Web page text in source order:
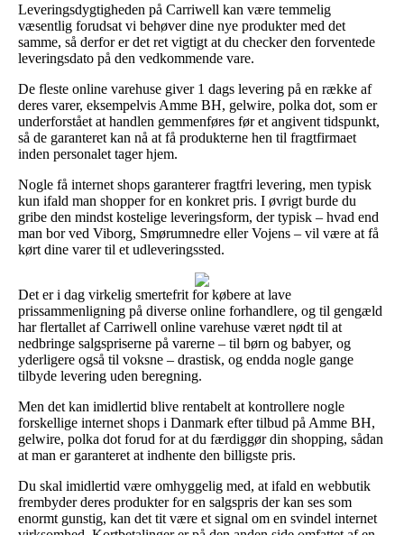
Leveringsdygtigheden på Carriwell kan være temmelig
væsentlig forudsat vi behøver dine nye produkter med det
samme, så derfor er det ret vigtigt at du checker den forventede
leveringsdato på den vedkommende vare.
De fleste online varehuse giver 1 dags levering på en række af
deres varer, eksempelvis Amme BH, gelwire, polka dot, som er
underforstået at handlen gemmenføres før et angivent tidspunkt,
så de garanteret kan nå at få produkterne hen til fragtfirmaet
inden personalet tager hjem.
Nogle få internet shops garanterer fragtfri levering, men typisk
kun ifald man shopper for en konkret pris. I øvrigt burde du
gribe den mindst kostelige leveringsform, der typisk – hvad end
man bor ved Viborg, Smørumnedre eller Vojens – vil være at få
kørt dine varer til et udleveringssted.
Det er i dag virkelig smertefrit for købere at lave
prissammenligning på diverse online forhandlere, og til gengæld
har flertallet af Carriwell online varehuse været nødt til at
nedbringe salgspriserne på varerne – til børn og babyer, og
yderligere også til voksne – drastisk, og endda nogle gange
tilbyde levering uden beregning.
Men det kan imidlertid blive rentabelt at kontrollere nogle
forskellige internet shops i Danmark efter tilbud på Amme BH,
gelwire, polka dot forud for at du færdiggør din shopping, sådan
at man er garanteret at indhente den billigste pris.
Du skal imidlertid være omhyggelig med, at ifald en webbutik
frembyder deres produkter for en salgspris der kan ses som
enormt gunstig, kan det tit være et signal om en svindel internet